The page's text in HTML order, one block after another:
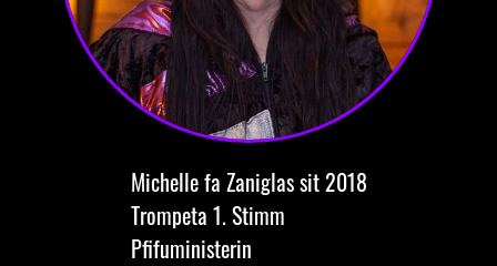
Michellefa Zaniglassit 2018
Trompeta 1. Stimm
Pfifuministerin